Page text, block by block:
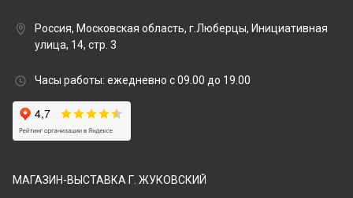
Россия, Московская область, г.Люберцы, Инициативная
улица, 14, стр. 3
Часы работы: ежедневно с 09.00 до 19.00
МАГАЗИН-ВЫСТАВКА Г. ЖУКОВСКИЙ